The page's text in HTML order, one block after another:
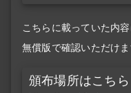
こちらに載っていた内
無償版で確認いただけま
頒布場所はこちら